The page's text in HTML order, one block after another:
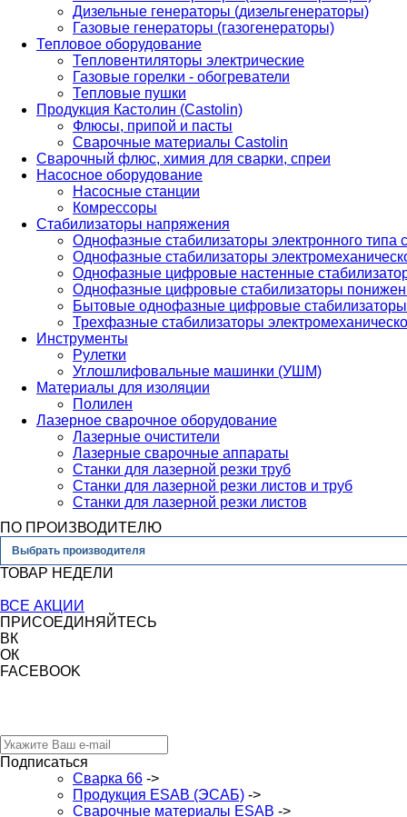
Дизельные генераторы (дизельгенераторы)
Газовые генераторы (газогенераторы)
Тепловое оборудование
Тепловентиляторы электрические
Газовые горелки - обогреватели
Тепловые пушки
Продукция Кастолин (Castolin)
Флюсы, припой и пасты
Сварочные материалы Castolin
Сварочный флюс, химия для сварки, спреи
Насосное оборудование
Насосные станции
Комрессоры
Стабилизаторы напряжения
Однофазные стабилизаторы электронного
Однофазные стабилизаторы
Однофазные цифровые настенные
Однофазные цифровые стабилизаторы
Бытовые однофазные цифровые стабилизаторы
Трехфазные стабилизаторы
Инструменты
Рулетки
Углошлифовальные машинки (УШМ)
Материалы для изоляции
Полилен
Лазерное сварочное оборудование
Лазерные очистители
Лазерные сварочные аппараты
Станки для лазерной резки труб
Станки для лазерной резки листов и труб
Станки для лазерной резки листов
ПО ПРОИЗВОДИТЕЛЮ
Выбрать производителя
ТОВАР НЕДЕЛИ
ВСЕ АКЦИИ
ПРИСОЕДИНЯЙТЕСЬ
ВК
ОК
FACEBOOK
Подписаться
Сварка 66 ->
Продукция ESAB (ЭСАБ) ->
Сварочные материалы ESAB ->